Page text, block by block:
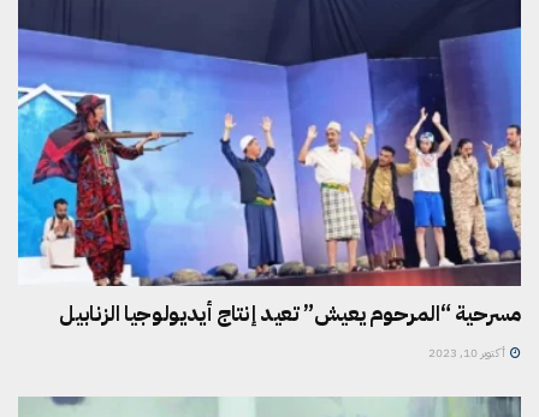
مسرحية “المرحوم يعيش” تعيد إنتاج أيديولوجيا الزنابيل
أكتوبر 10, 2023